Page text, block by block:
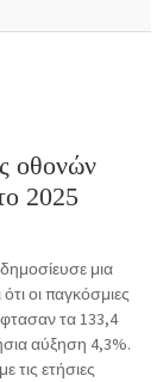
οθονών
2025
μια
οι παγκόσμιες
τα 133,4
αύξηση 4,3%.
τις ετήσιες